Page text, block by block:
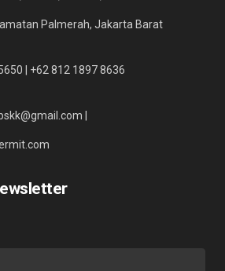
Palmerah, Jakarta Barat
| +62 812 1897 8636
|